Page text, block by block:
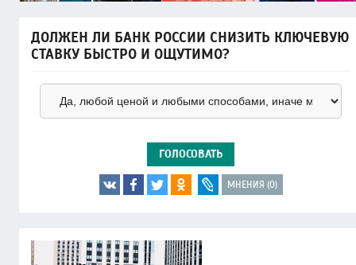
ДОЛЖЕН ЛИ БАНК РОССИИ СНИЗИТЬ КЛЮЧЕВУЮ
СТАВКУ БЫСТРО И ОЩУТИМО?
ГОЛОСОВАТЬ
МНЕНИЯ (0)